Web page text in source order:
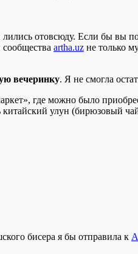
отовсюду. Если бы вы
artha.uz не только
вечеринку. Я не смогла
где можно было
китайский улун (бирюзовый
бисера я бы отправила к